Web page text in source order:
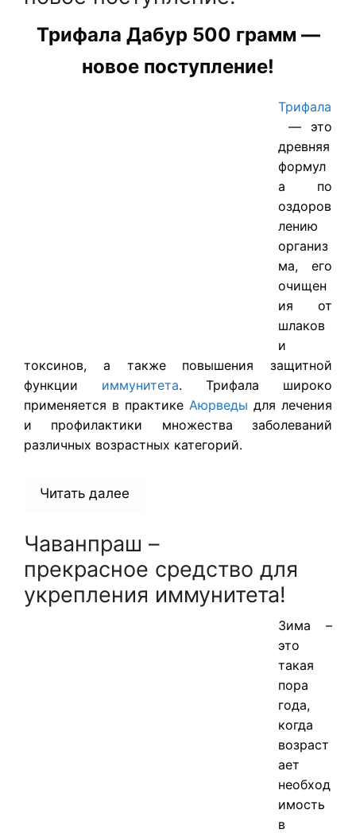
Трифала Дабур 500 грамм —
новое поступление!
Трифала
— это
древняя
формул
а по
оздоров
лению
организ
ма, его
очищен
ия от
шлаков
и
токсинов, а также повышения защитной
функции иммунитета. Трифала широко
применяется в практике Аюрведы для лечения
и профилактики множества заболеваний
различных возрастных категорий.
Читать далее
Чаванпраш –
прекрасное средство для
укрепления иммунитета!
Зима –
это
такая
пора
года,
когда
возраст
ает
необход
имость
в